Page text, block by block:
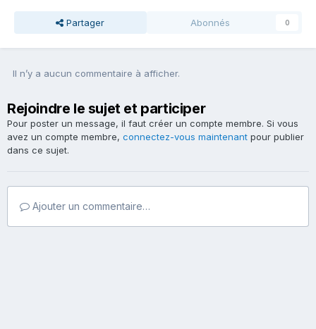
Partager Abonnés 0
Il n’y a aucun commentaire à afficher.
Rejoindre le sujet et participer
Pour poster un message, il faut créer un compte membre. Si vous
avez un compte membre, connectez-vous maintenant pour publier
dans ce sujet.
Ajouter un commentaire…